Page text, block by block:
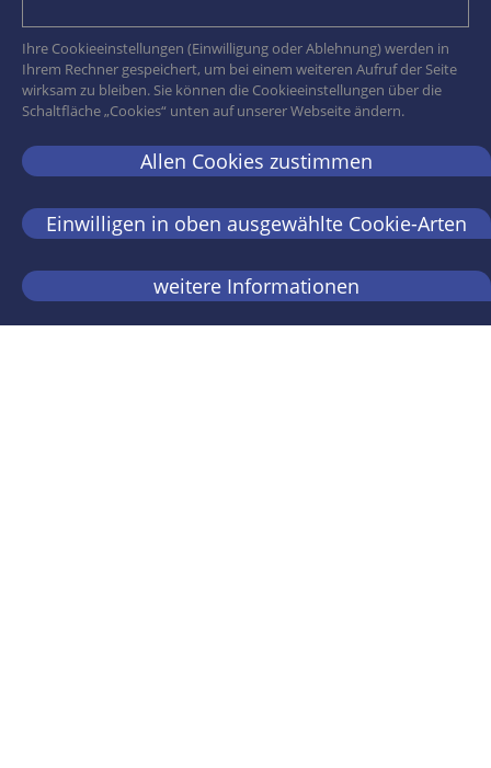
Ihre Cookieeinstellungen (Einwilligung oder Ablehnung) werden in
Ihrem Rechner gespeichert, um bei einem weiteren Aufruf der Seite
wirksam zu bleiben. Sie können die Cookieeinstellungen über die
Schaltfläche „Cookies“ unten auf unserer Webseite ändern.
Allen Cookies zustimmen
Einwilligen in oben ausgewählte Cookie-Arten
weitere Informationen